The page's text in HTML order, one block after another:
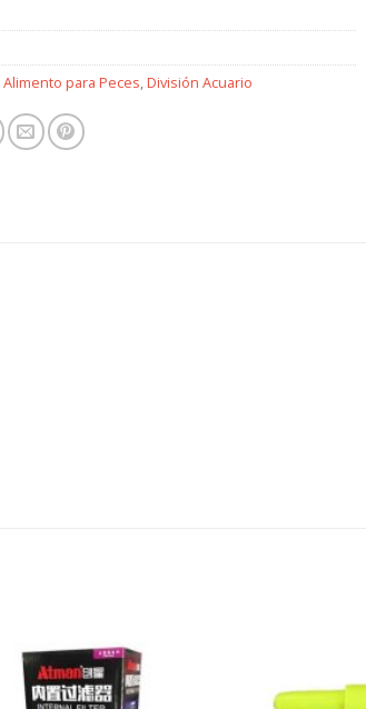
Alimento para Peces,División Acuario